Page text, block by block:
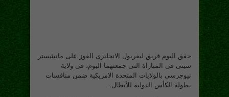
حقق اليوم فريق ليفربول الانجليزى الفوز على مانشستر
سيتى فى المباراة التى جمعتهما اليوم، فى ولاية
نيوجرسى بالولايات المتحدة الامريكية ضمن منافسات
بطولة الكأس الدولية للأبطال.